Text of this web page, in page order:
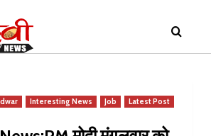
Menu
Interesting News Job
Latest Post